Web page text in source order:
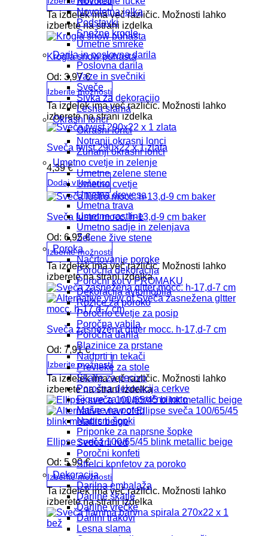
Ta izdelek ima več različic. Možnosti lahko
izberete na strani izdelka
Krogla snow puhasta
Od: 3,97€
Izberite možnosti
Ta izdelek ima več različic. Možnosti lahko
izberete na strani izdelka
Sveča twist 290×22 x 1 zlata
4,39€
Dodaj v košarico
Sveča lustro mocc. h-13,d-9 cm baker
Od: 6,95€
Izberite možnosti
Ta izdelek ima več različic. Možnosti lahko
izberete na strani izdelka
Sveča zasnežena gltter mocc. h-17,d-7 cm
Od: 7,91€
Izberite možnosti
Ta izdelek ima več različic. Možnosti lahko
izberete na strani izdelka
Ellipse sveča 100/65/45 blink metallic beige
Od: 5,90€
Izberite možnosti
Ta izdelek ima več različic. Možnosti lahko
izberete na strani izdelka
Novoletna jelka
Podstavki
Snežne krogle
Umetne smreke
Darila in poslovna darila
Poslovna darila
Vaze in svečniki
Sveče
Sivka za dekoracijo
Lesna slama
Okrasni lonci
Okrasni lonci
Notranji okrasni lonci
Zunanji okrasni lonci
Umetno cvetje in zelenje
Umetne zelene stene
Umetno cvetje
Umetna drevesa
Umetna trava
Umetne rastline
Umetno sadje in zelenjava
Zelene žive stene
Poroka
Načrtovanje poroke
Poročna dekoracija
Poročni kot v PROMAKU
Dekoracija avtomobila
Rožice za poroko
Poročno cvetje za posip
Poročna vabila
Poročna darila
Blazinice za prstane
Nadprti in tekači
Prevleke za stole
Škatle za pecivo
Poročna dekoracija cerkve
Figure za na poročno torto
Mašne na poteg
Naprsni šopki
Priponke za naprsne šopke
Sedežni red
Poročni konfeti
Strelci konfetov za poroko
Dekoracija
Darilna embalaža
Darilne škatle
Darilne vrečke
Darilni trakovi
Lesna slama